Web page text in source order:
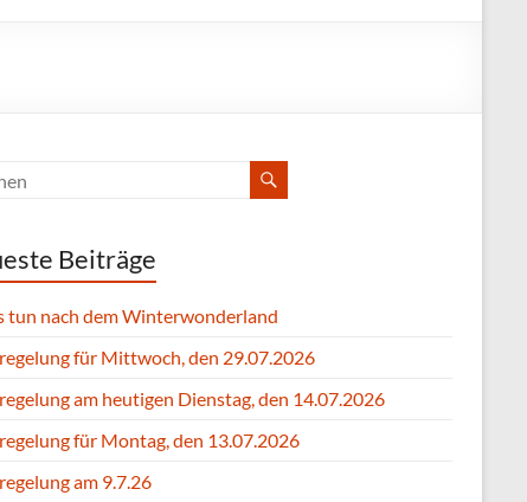
Beiträge
tun nach dem Winterwonderland
für Mittwoch, den 29.07.2026
am heutigen Dienstag, den 14.07.2026
für Montag, den 13.07.2026
am 9.7.26